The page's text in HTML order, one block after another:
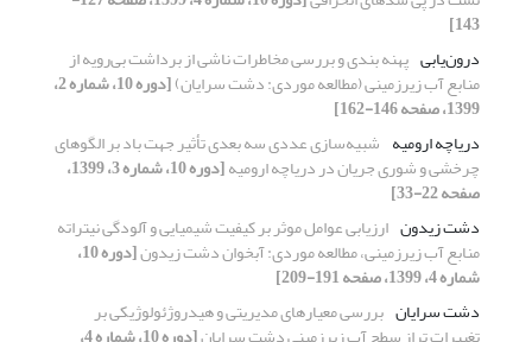
143]
درون‌یابی پهنه ‌بندی و بررسی مخاطرات ناشی از برداشت بی‌رویه از
منابع آب زیرزمینی (مطالعه موردی: دشت سرایان) [دوره 10، شماره 2،
1399، صفحه 146-162]
دریاچه ارومیه شبیه‌سازی عددی سه بعدی تأثیر جهت باد بر الگوهای
چرخشی و شوری جریان در دریاچه ارومیه [دوره 10، شماره 3، 1399،
صفحه 22-33]
دشت زیدون ارزیابی عوامل موثر بر کیفیت شیمیایی و آلودگی نیتراته
منابع آب زیرزمینی، مطالعه موردی: آبخوان دشت زیدون [دوره 10،
شماره 4، 1399، صفحه 191-209]
دشت سرایان بررسی معیارهای مدیریتی و هیدروژئولوژیکی بر